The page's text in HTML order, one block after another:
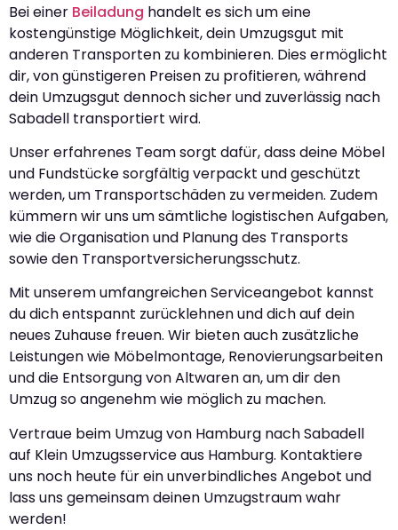
Bei einer Beiladung handelt es sich um eine
kostengünstige Möglichkeit, dein Umzugsgut mit
anderen Transporten zu kombinieren. Dies ermöglicht
dir, von günstigeren Preisen zu profitieren, während
dein Umzugsgut dennoch sicher und zuverlässig nach
Sabadell transportiert wird.
Unser erfahrenes Team sorgt dafür, dass deine Möbel
und Fundstücke sorgfältig verpackt und geschützt
werden, um Transportschäden zu vermeiden. Zudem
kümmern wir uns um sämtliche logistischen Aufgaben,
wie die Organisation und Planung des Transports
sowie den Transportversicherungsschutz.
Mit unserem umfangreichen Serviceangebot kannst
du dich entspannt zurücklehnen und dich auf dein
neues Zuhause freuen. Wir bieten auch zusätzliche
Leistungen wie Möbelmontage, Renovierungsarbeiten
und die Entsorgung von Altwaren an, um dir den
Umzug so angenehm wie möglich zu machen.
Vertraue beim Umzug von Hamburg nach Sabadell
auf Klein Umzugsservice aus Hamburg. Kontaktiere
uns noch heute für ein unverbindliches Angebot und
lass uns gemeinsam deinen Umzugstraum wahr
werden!